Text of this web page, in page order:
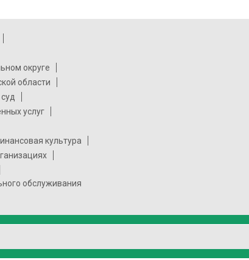
округе
области
услуг
культура
обслуживания